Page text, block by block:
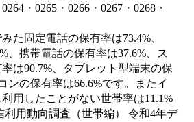
・0265・0266・0267・0268・
た固定電話の保有率は73.4%、
、携帯電話の保有率は37.6%、ス
は90.7%、タブレット型端末の保
ンの保有率は66.6%です。またイ
用したことがない世帯率は11.1%
利用動向調査（世帯編） 令和4年デ